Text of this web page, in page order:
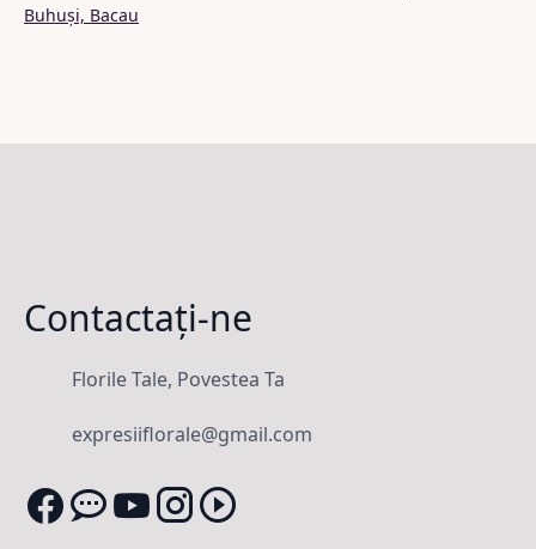
Buhuși, Bacau
Contactați-ne
Florile Tale, Povestea Ta
expresiiflorale@gmail.com